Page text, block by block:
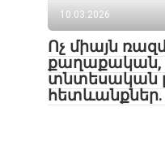
10.03.2026
Ոչ միայն
քաղաքական,
տնտեսական